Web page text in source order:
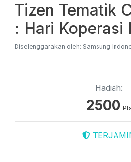
Tizen Tematik
: Hari Koperasi
Diselenggarakan oleh: Samsung
Hadiah:
2500 Pts